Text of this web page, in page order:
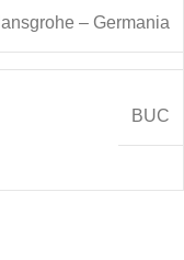
– Germania
BUC